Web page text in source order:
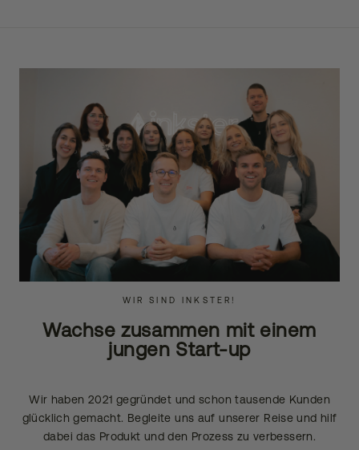
WIR SIND INKSTER!
Wachse zusammen mit einem
jungen Start-up
Wir haben 2021 gegründet und schon tausende Kunden
glücklich gemacht. Begleite uns auf unserer Reise und hilf
dabei das Produkt und den Prozess zu verbessern.